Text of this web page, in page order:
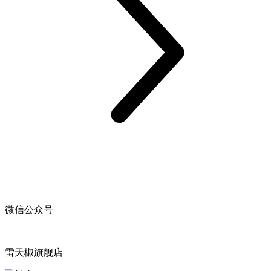
微信公众号
雷天椒旗舰店